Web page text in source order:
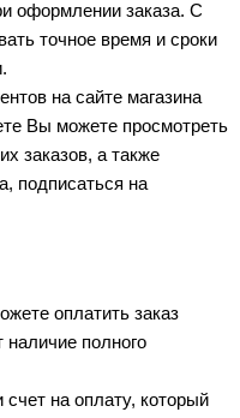
оформлении заказа. С
точное время и сроки
на сайте магазина
Вы можете просмотреть
заказов, а также
подписаться на
оплатить заказ
наличие полного
на оплату, который